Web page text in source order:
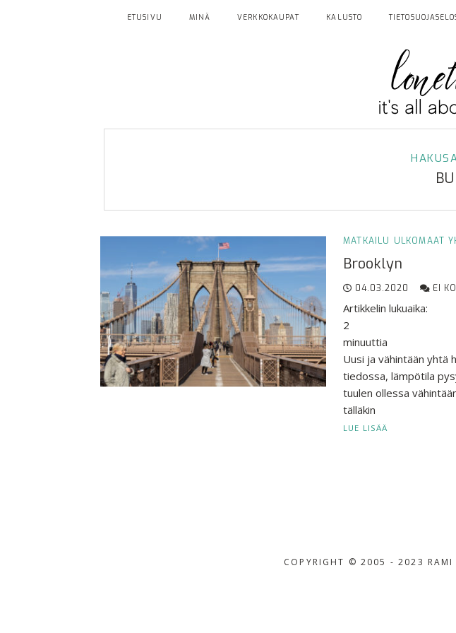
ETUSIVU MINÄ VERKKOKAUPAT KALUSTO
MATKAILU ULKOMAAT
Brooklyn
04.03.2020 EI
Artikkelin lukuaika:
2
minuuttia
Uusi ja vähintään yhtä
tiedossa, lämpötila
tuulen ollessa
tälläkin
LUE LISÄÄ
COPYRIGHT © 2005 - 2023 RAMI